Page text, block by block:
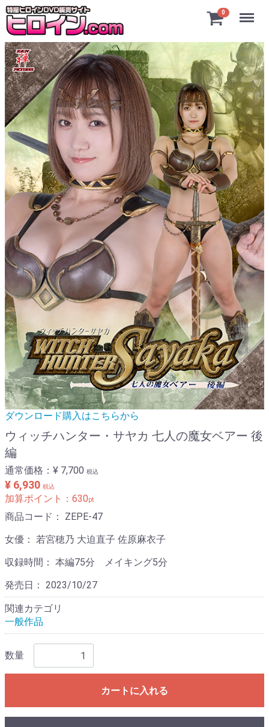
0 Menu
ダウンロード購入はこちらから
ウィッチハンター・サヤカ 七人の魔女ベアー 後
編
通常価格： ¥ 7,700 税込
¥ 6,930 税込
加算ポイント： 630pt
商品コード： ZEPE-47
女優： 若宮穂乃 大迫直子 佐原麻衣子
収録時間： 本編75分 メイキング5分
発売日： 2023/10/27
関連カテゴリ
一般作品
数量
カートに入れる